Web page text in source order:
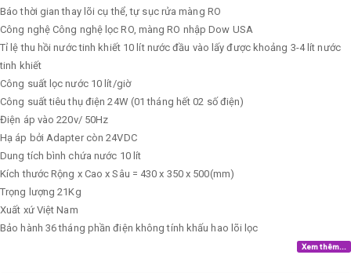
Báo thời gian thay lõi cụ thể, tự sục rửa màng RO
Công nghệ Công nghệ lọc RO, màng RO nhập Dow USA
Tỉ lệ thu hồi nước tinh khiết 10 lít nước đầu vào lấy được khoảng 3-4 lít nước
tinh khiết
Công suất lọc nước 10 lít/giờ
Công suất tiêu thụ điện 24W (01 tháng hết 02 số điện)
Điện áp vào 220v/ 50Hz
Hạ áp bởi Adapter còn 24VDC
Dung tích bình chứa nước 10 lít
Kích thước Rộng x Cao x Sâu = 430 x 350 x 500(mm)
Trọng lượng 21Kg
Xuất xứ Việt Nam
Bảo hành 36 tháng phần điện không tính khấu hao lõi lọc
Xem thêm...